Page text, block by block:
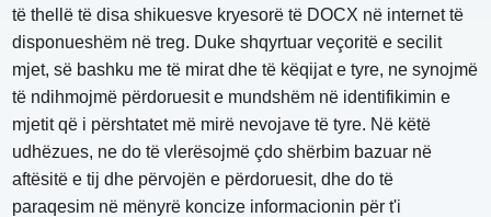
të thellë të disa shikuesve kryesorë të DOCX në internet të
disponueshëm në treg. Duke shqyrtuar veçoritë e secilit
mjet, së bashku me të mirat dhe të këqijat e tyre, ne synojmë
të ndihmojmë përdoruesit e mundshëm në identifikimin e
mjetit që i përshtatet më mirë nevojave të tyre. Në këtë
udhëzues, ne do të vlerësojmë çdo shërbim bazuar në
aftësitë e tij dhe përvojën e përdoruesit, dhe do të
paraqesim në mënyrë koncize informacionin për t'i